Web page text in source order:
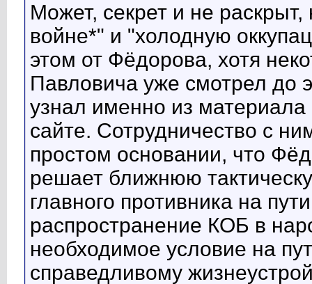
Может, секрет и не
войне*" и "холодную
этом от Фёдорова, хотя
Павловича уже смотрел до
узнал именно из
сайте. Сотрудничество с
простом основании, что
решает ближнюю
главного противника на
распространение КОБ в
необходимое условие на
справедливому